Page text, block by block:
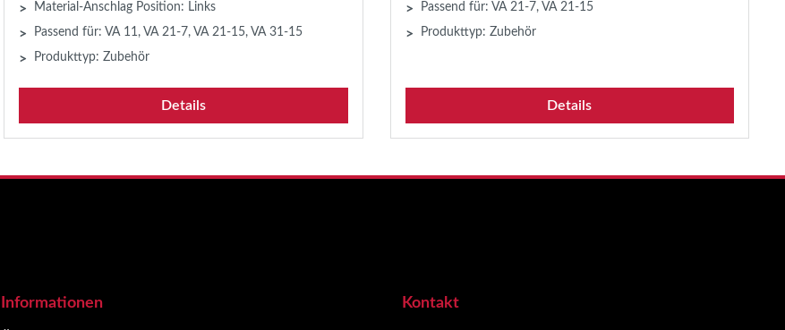
> Material-Anschlag Position: Links
> Passend für: VA 11, VA 21-7, VA 21-15, VA 31-15
> Produkttyp: Zubehör
Details
> Passend für: VA 21-7, VA 21-15
> Produkttyp: Zubehör
Details
Informationen Kontakt